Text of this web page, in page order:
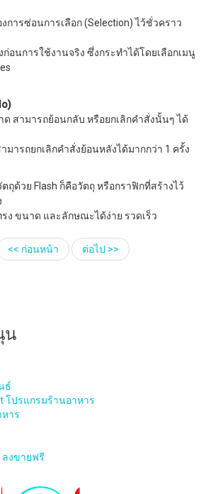
การซ่อนการเลือก (Selection) ไว้ชั่วคราว
อนการใช้งานจริง ซึ่งกระทำได้โดยเลือกเมนู
ด สามารถย้อนกลับ หรือยกเลิกคำสั่งนั้นๆ ได้
มารถยกเลิกคำสั่งย้อนหลังได้มากกว่า 1 ครั้ง
ถุด้วย Flash ก็คือวัตถุ หรือกราฟิกที่สร้างไว้
ง ขนาด และลักษณะได้ง่าย รวดเร็ว
<< ก่อนหน้า ต่อไป >>
น
ธ์
โปรแกรมร้านอาหาร
าร
งขายฟรี